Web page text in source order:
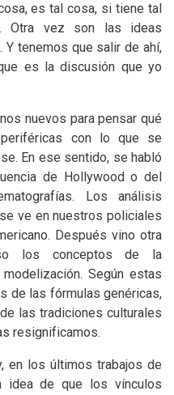
es tal cosa, si tiene tal
Otra vez son las ideas
tenemos que salir de ahí,
es la discusión que yo
nuevos para pensar qué
con lo que se
En ese sentido, se habló
de Hollywood o del
Los análisis
ve en nuestros policiales
Después vino otra
los conceptos de la
Según estas
de las fórmulas genéricas,
las tradiciones culturales
resignificamos.
en los últimos trabajos de
idea de que los vínculos